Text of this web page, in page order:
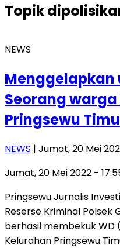
Topik
NEWS
Menggelapkan
Seorang
Pringsewu
NEWS | Jumat, 20 Mei
Jumat, 20 Mei 2022 -
Pringsewu Jurnalis
Reserse Kriminal Polsek
berhasil membekuk WD
Kelurahan Pringsewu